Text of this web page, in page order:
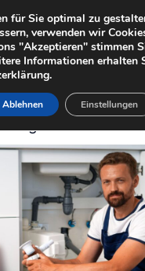
für
für Sie optimal zu
verwenden wir
"Akzeptieren" stimmen
Informationen erhalten
Ablehnen Einstellungen